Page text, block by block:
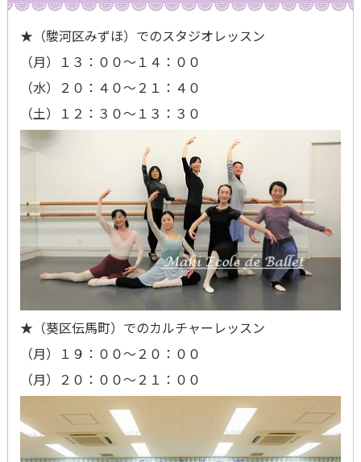
★（駿河区みずほ）でのスタジオレッスン
（月）１３：００～１４：００
（水）２０：４０～２１：４０
（土）１２：３０～１３：３０
★（葵区伝馬町）でのカルチャーレッスン
（月）１９：００～２０：００
（月）２０：００～２１：００